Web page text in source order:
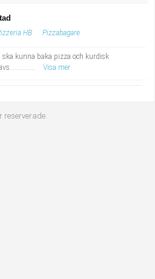
Socialpedagog
HB Pizzabagare
ska kunna baka pizza och kurdisk
Visa mer
reserverade.